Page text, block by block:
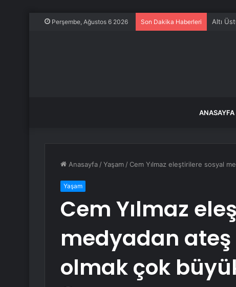
Perşembe, Ağustos 6 2026 Son Dakika Haberleri Altı
ANASAYFA
Anasayfa /Yaşam / Cem Yılmaz eleştirilere sosyal
Yaşam
Cem Yılmaz
medyadan
olmak çok